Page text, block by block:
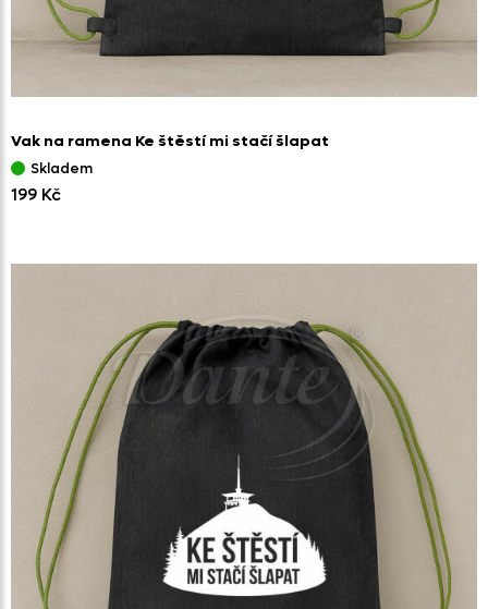
Vak na ramena Ke štěstí mi stačí šlapat
Skladem
199 Kč